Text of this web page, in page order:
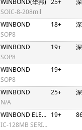
WINBOND(华邦)
SOIC-8-208mil
25+
WINBOND
SOP8
18+
WINBOND
SOP8
19+
WINBOND
SOP8
19+
WINBOND
N/A
25+
WINBOND ELECTRONICS
IC-128MB SERIAL FLASH MEMORY SO8W
19+